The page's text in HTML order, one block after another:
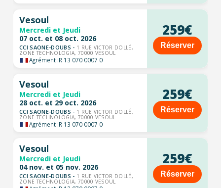
Vesoul
Mercredi et Jeudi
07 oct. et 08 oct. 2026
CCI SAONE-DOUBS - 1 RUE VICTOR DOLLÉ,
ZONE TECHNOLOGIA, 70000 VESOUL
Agrément :R 13 070 0007 0
259€
Réserver
Vesoul
Mercredi et Jeudi
28 oct. et 29 oct. 2026
CCI SAONE-DOUBS - 1 RUE VICTOR DOLLÉ,
ZONE TECHNOLOGIA, 70000 VESOUL
Agrément :R 13 070 0007 0
259€
Réserver
Vesoul
Mercredi et Jeudi
04 nov. et 05 nov. 2026
CCI SAONE-DOUBS - 1 RUE VICTOR DOLLÉ,
ZONE TECHNOLOGIA, 70000 VESOUL
259€
Réserver